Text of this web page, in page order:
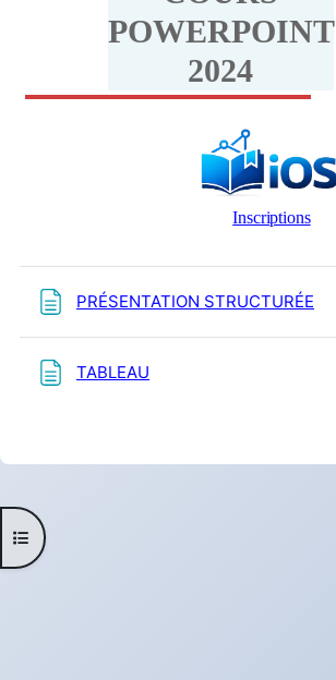
Ouvrir l’index du cours
POWERPOINT
2024
Inscriptions
PRÉSENTATION STRUCTURÉE
TABLEAU